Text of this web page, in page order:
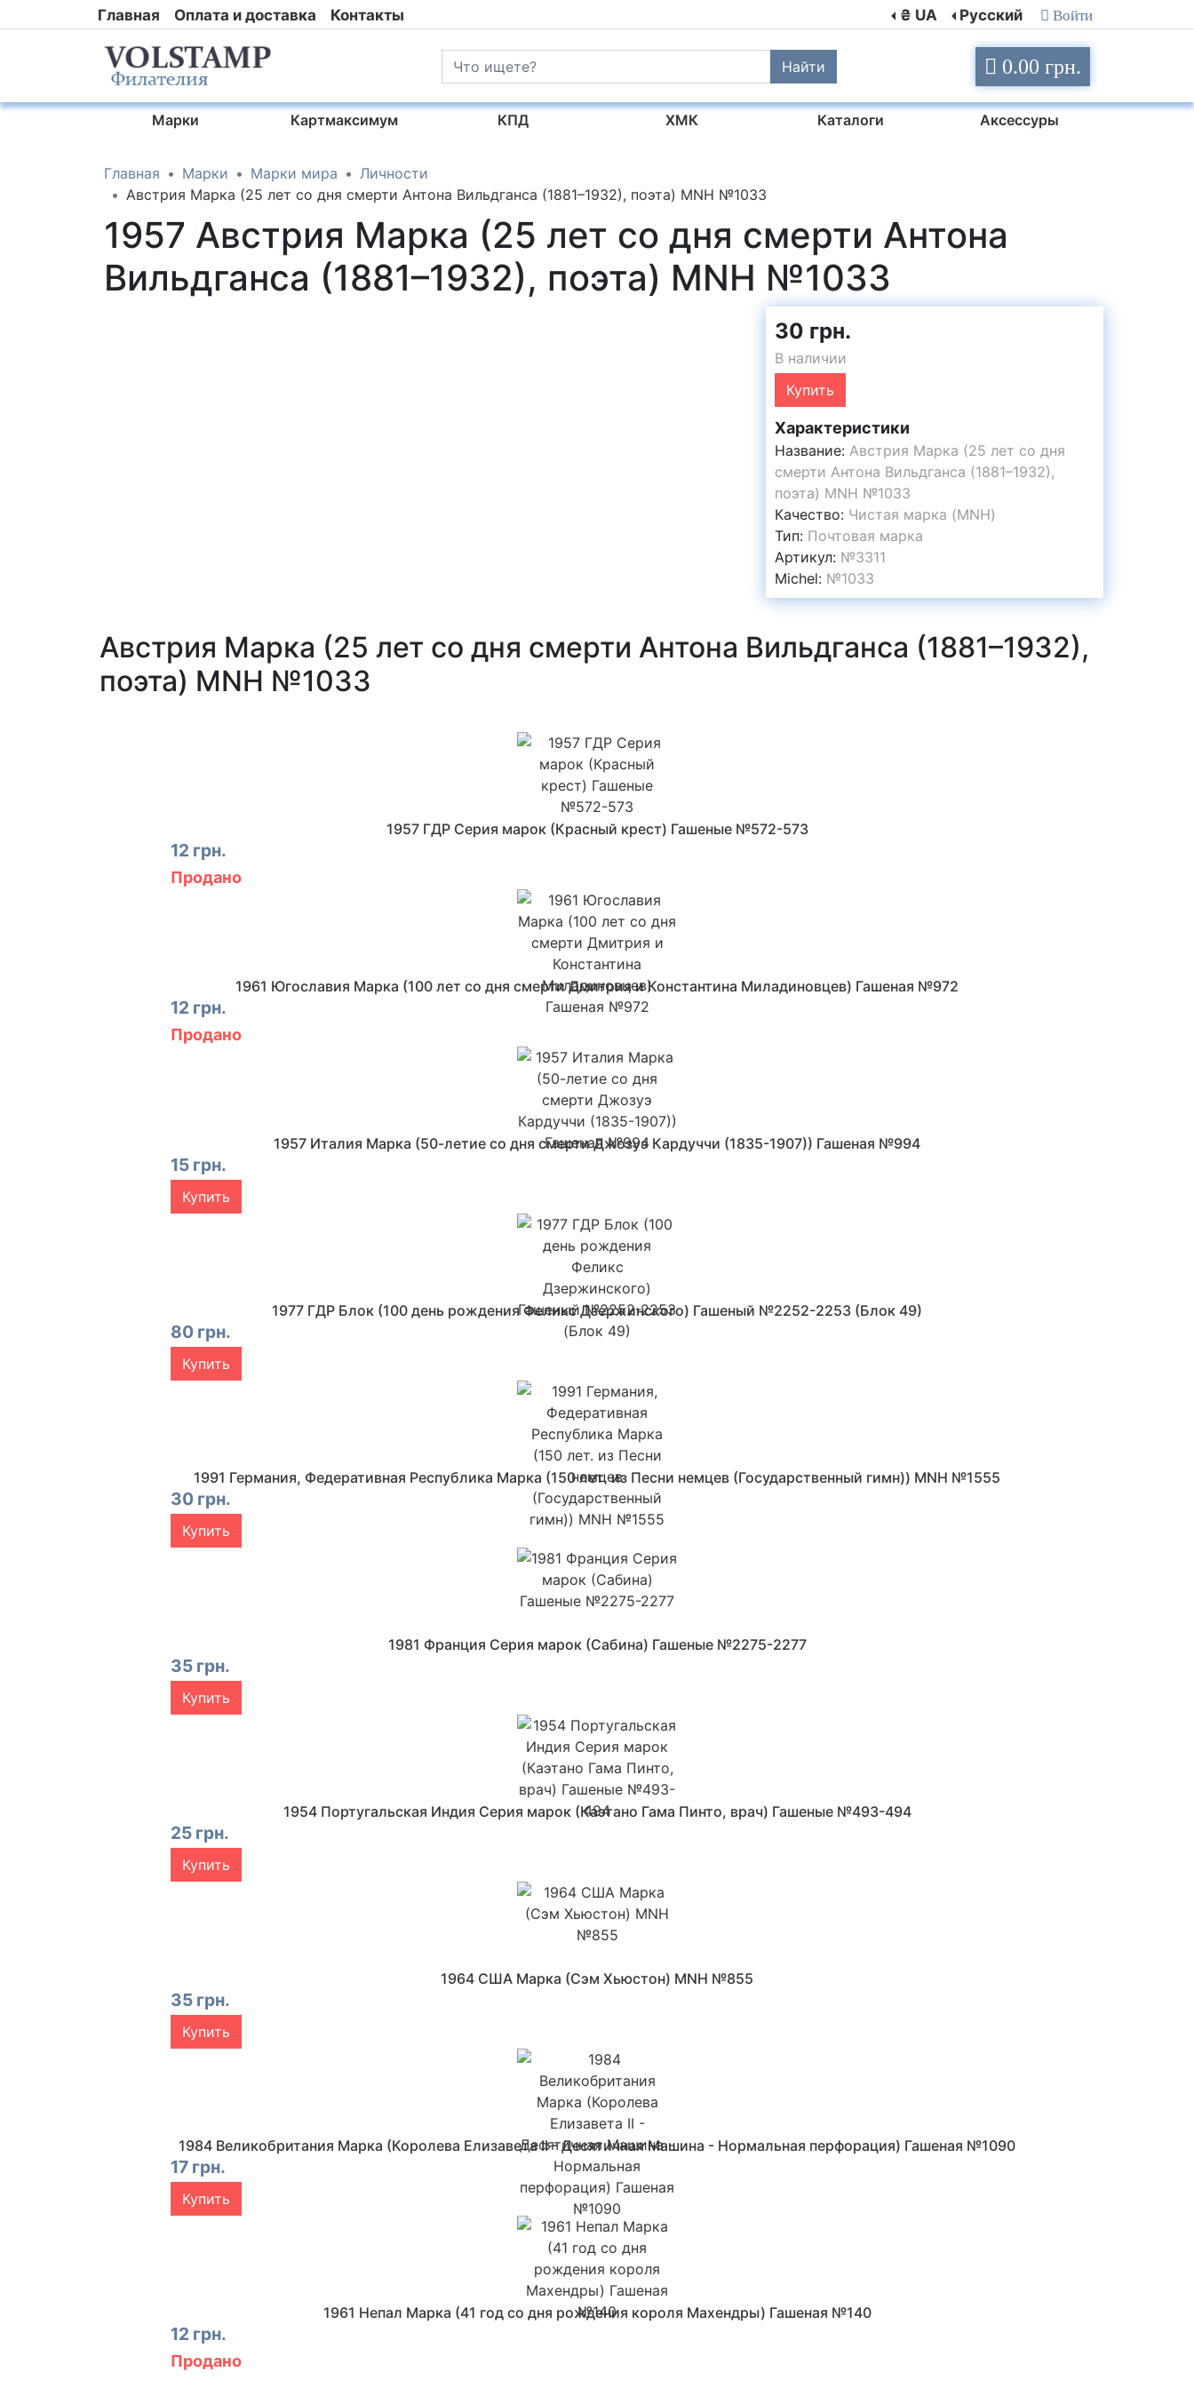
Главная Оплата и доставка Контакты ₴ UA Русский Войти
Найти 0.00 грн.
Марки Картмаксимум КПД ХМК Каталоги Аксессуры
Главная Марки Марки мира
Личности
Австрия Марка (25 лет со дня смерти Антона Вильдганса (1881–1932), поэта) MNH №1033
1957 Австрия Марка (25 лет со дня смерти Антона
Вильдганса (1881–1932), поэта) MNH №1033
30 грн.
В наличии
Купить
Характеристики
Название: Австрия Марка (25 лет со дня
смерти Антона Вильдганса (1881–1932),
поэта) MNH №1033
Качество: Чистая марка (MNH)
Тип: Почтовая марка
Артикул: №3311
Michel: №1033
Австрия Марка (25 лет со дня смерти Антона Вильдганса (1881–1932),
поэта) MNH №1033
1957 ГДР Серия марок (Красный крест) Гашеные №572-573
12 грн.
Продано
1961 Югославия Марка (100 лет со дня смерти Дмитрия и Константина Миладиновцев) Гашеная №972
12 грн.
Продано
1957 Италия Марка (50-летие со дня смерти Джозуэ Кардуччи (1835-1907)) Гашеная №994
15 грн.
Купить
1977 ГДР Блок (100 день рождения Феликс Дзержинского) Гашеный №2252-2253 (Блок 49)
80 грн.
Купить
1991 Германия, Федеративная Республика Марка (150 лет. из Песни немцев (Государственный гимн)) MNH №1555
30 грн.
Купить
1981 Франция Серия марок (Сабина) Гашеные №2275-2277
35 грн.
Купить
1954 Португальская Индия Серия марок (Каэтано Гама Пинто, врач) Гашеные №493-494
25 грн.
Купить
1964 США Марка (Сэм Хьюстон) MNH №855
35 грн.
Купить
1984 Великобритания Марка (Королева Елизавета II - Десятичная Машина - Нормальная перфорация) Гашеная №1090
17 грн.
Купить
1961 Непал Марка (41 год со дня рождения короля Махендры) Гашеная №140
12 грн.
Продано